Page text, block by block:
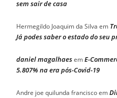
sem sair de casa
Hermegildo Joaquim da Silva em
Já podes saber o estado do seu
daniel magalhaesemE-
5.807% na era pós-Covid-19
Andre joe quilunda franciscoem